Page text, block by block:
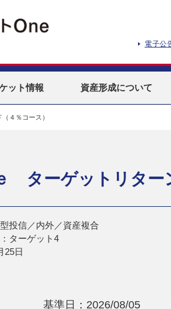
電子公
ット情報 資産形成について
４％コース）
ターゲットリター
投信／内外／資産複合
ターゲット4
25日
基準日：2026/08/05